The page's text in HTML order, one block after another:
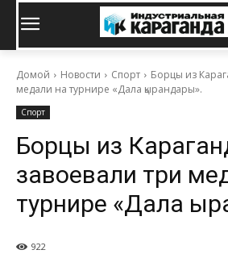
Домой Новости Спорт
Борцы из
медали на турнире «Дала қырандары».
Спорт
Борцы из
завоевали три
турнире «Дала
922